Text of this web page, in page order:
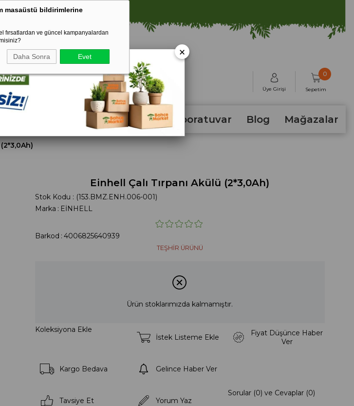
masaüstü bildirimlerine
fırsatlardan ve güncel kampanyalardan
Daha Sonra Evet
KARGO ÜCRETSİZ!
Üye Girişi Sepetim
0
Tohum Laboratuvar Blog Mağazalar
Einhell Çalı Tırpanı Akülü (2*3,0Ah)
Stok Kodu
(153.BMZ.ENH.006-001)
Marka : EİNHELL
Barkod : 4006825640939
TEŞHİR ÜRÜNÜ
Ürün stoklarımızda kalmamıştır.
Koleksiyona Ekle
İstek Listeme Ekle
Fiyat Düşünce Haber
Ver
Kargo Bedava Gelince Haber Ver
Tavsiye Et Yorum Yaz
Sorular (0) ve Cevaplar (0)
×